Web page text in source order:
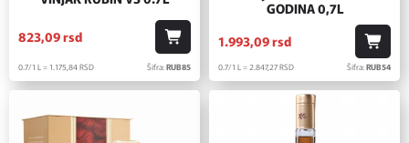
823,09rsd
0.7/1 L = 1.175,84RSD Šifra:RUB85
GODINA 0,7L
1.993,09rsd
0.7/1 L = 2.847,27RSD Šifra:RUB54